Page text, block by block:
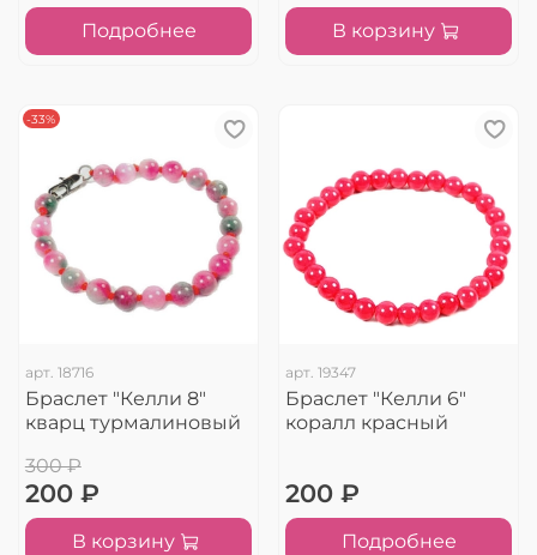
Подробнее В корзину
-33%
арт. 18716
Браслет "Келли 8"
кварц турмалиновый
300 ₽
200 ₽
В корзину
арт. 19347
Браслет "Келли 6"
коралл красный
200 ₽
Подробнее